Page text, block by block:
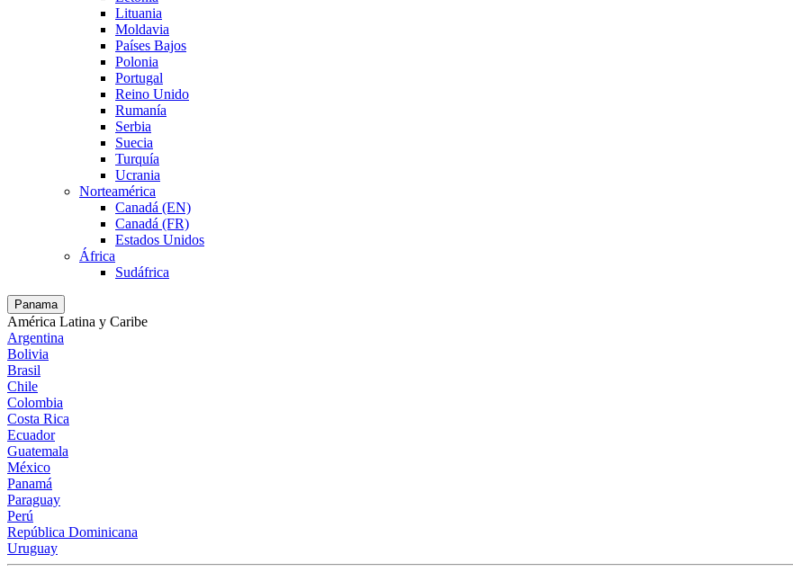
Lituania
Moldavia
Países Bajos
Polonia
Portugal
Reino Unido
Rumanía
Serbia
Suecia
Turquía
Ucrania
Norteamérica
Canadá (EN)
Canadá (FR)
Estados Unidos
África
Sudáfrica
Panama
América Latina y Caribe
Argentina
Bolivia
Brasil
Chile
Colombia
Costa Rica
Ecuador
Guatemala
México
Panamá
Paraguay
Perú
República Dominicana
Uruguay